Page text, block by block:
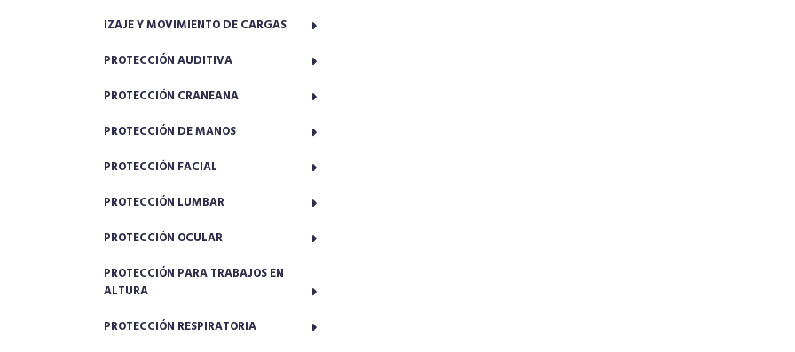
IZAJE Y MOVIMIENTO DE CARGAS
PROTECCIÓN AUDITIVA
PROTECCIÓN CRANEANA
PROTECCIÓN DE MANOS
PROTECCIÓN FACIAL
PROTECCIÓN LUMBAR
PROTECCIÓN OCULAR
PROTECCIÓN PARA TRABAJOS EN
ALTURA
PROTECCIÓN RESPIRATORIA